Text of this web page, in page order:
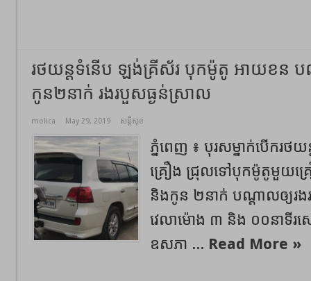
រថយន្ដទំនើប ឡង់គ្រីស័រ បុកម៉ូតូ អាយខន បណ្
កូន២នាក់ រងរបួសធ្ងន់ស្រាល
molica May 29, 2019 សន្តិសុខ
ភ្នំពេញ ៖ បុរសម្នាក់បើករ
គ្រឿង ជ្រុលទៅបុកម៉ូតូមួយគ្រ
និងកូន ២នាក់ បណ្តាលឲ្យរ
វេលាម៉ោង ៣ និង ០០នាទីរ
ឧសភា ... Read More »